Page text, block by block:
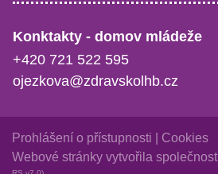
Konktakty - domov mládeže
+420 721 522 595
ojezkova@zdravskolhb.cz
Prohlášení o přístupnosti
Cookies
Webové stránky vytvořila společnost